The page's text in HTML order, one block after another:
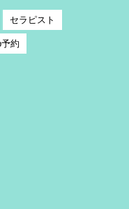
セラピスト
約